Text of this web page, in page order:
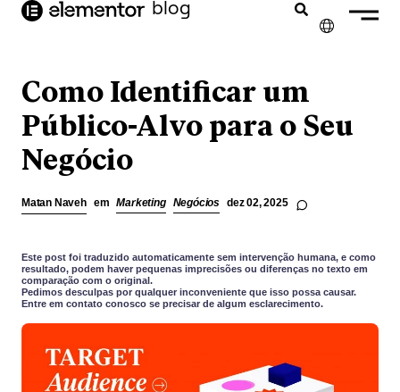
conteúdo
blog
FRANÇAIS
ITALIANO
Como Identificar um
Público-Alvo para o Seu
Negócio
Matan Naveh em Marketing Negócios dez 02, 2025
Este post foi traduzido automaticamente sem intervenção humana, e como
resultado, podem haver pequenas imprecisões ou diferenças no texto em
comparação com o original.
Pedimos desculpas por qualquer inconveniente que isso possa causar.
Entre em contato conosco se precisar de algum esclarecimento.